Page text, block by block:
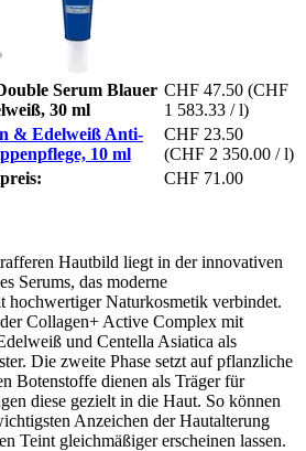
Serum Blauer
30 ml
CHF 47.50 (CHF
1 583.33 / l)
& Edelweiß Anti-
10 ml
CHF 23.50
(CHF 2 350.00 / l)
CHF 71.00
Hautbild liegt in der innovativen
Serums, das moderne
hochwertiger Naturkosmetik verbindet.
Collagen+ Active Complex mit
und Centella Asiatica als
Die zweite Phase setzt auf pflanzliche
Botenstoffe dienen als Träger für
diese gezielt in die Haut. So können
Anzeichen der Hautalterung
Teint gleichmäßiger erscheinen lassen.